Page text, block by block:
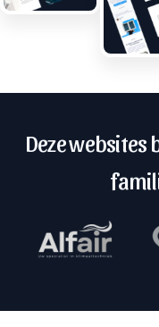
Deze websites